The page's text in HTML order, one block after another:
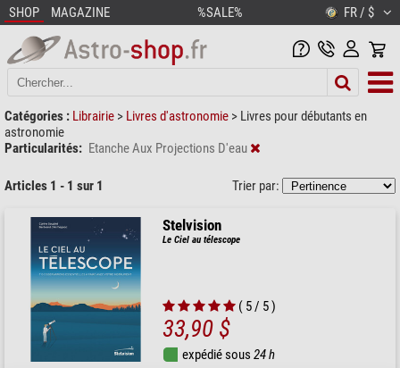
SHOP MAGAZINE %SALE% FR / $
Catégories : Librairie > Livres d'astronomie > Livres pour débutants en
astronomie
Particularités: Etanche Aux Projections D'eau
Articles 1 - 1 sur 1 Trier par:
Stelvision
Le Ciel au télescope
( 5 / 5 )
33,90 $
expédié sous24 h